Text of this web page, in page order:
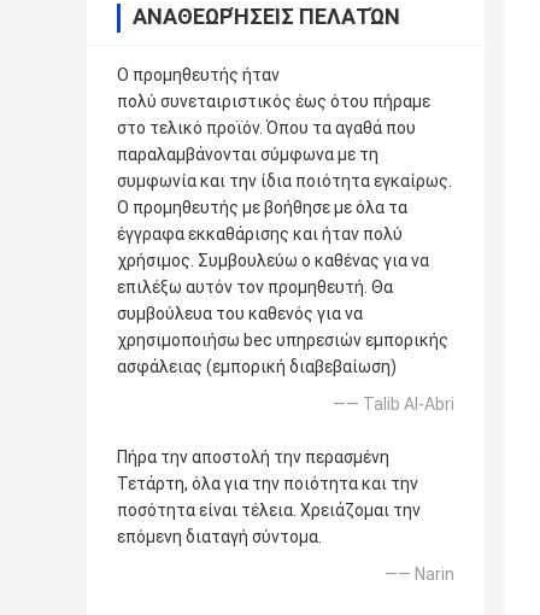
ΑΝΑΘΕΩΡΉΣΕΙΣ ΠΕΛΑΤΏΝ
Ο προμηθευτής ήταν
πολύ συνεταιριστικός έως ότου πήραμε
στο τελικό προϊόν. Όπου τα αγαθά που
παραλαμβάνονται σύμφωνα με τη
συμφωνία και την ίδια ποιότητα εγκαίρως.
Ο προμηθευτής με βοήθησε με όλα τα
έγγραφα εκκαθάρισης και ήταν πολύ
χρήσιμος. Συμβουλεύω ο καθένας για να
επιλέξω αυτόν τον προμηθευτή. Θα
συμβούλευα του καθενός για να
χρησιμοποιήσω bec υπηρεσιών εμπορικής
ασφάλειας (εμπορική διαβεβαίωση)
—— Talib Al-Abri
Πήρα την αποστολή την περασμένη
Τετάρτη, όλα για την ποιότητα και την
ποσότητα είναι τέλεια. Χρειάζομαι την
επόμενη διαταγή σύντομα.
—— Narin